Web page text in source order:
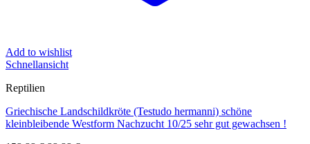
Add to wishlist
Schnellansicht
Reptilien
Griechische Landschildkröte (Testudo hermanni) schöne
kleinbleibende Westform Nachzucht 10/25 sehr gut gewachsen !